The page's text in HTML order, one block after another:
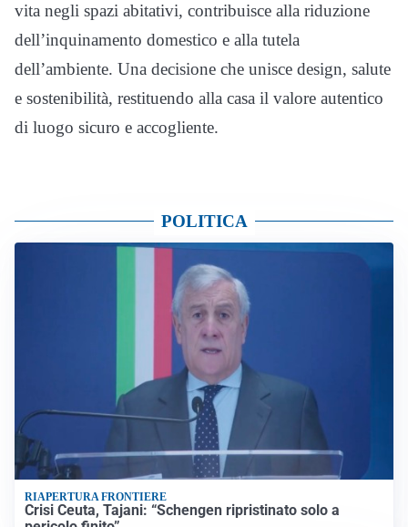
vita negli spazi abitativi, contribuisce alla riduzione
dell’inquinamento domestico e alla tutela
dell’ambiente. Una decisione che unisce design, salute
e sostenibilità, restituendo alla casa il valore autentico
di luogo sicuro e accogliente.
POLITICA
RIAPERTURA FRONTIERE
Crisi Ceuta, Tajani: “Schengen ripristinato solo a